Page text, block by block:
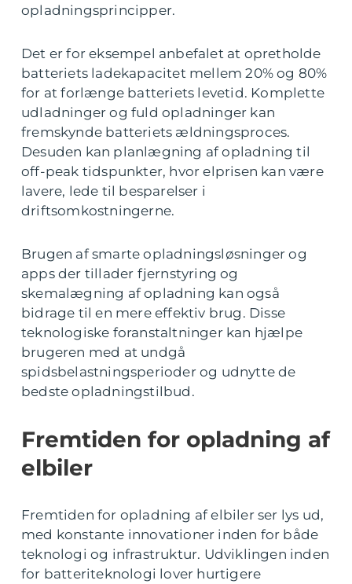
opladningsprincipper.
Det er for eksempel anbefalet at opretholde
batteriets ladekapacitet mellem 20% og 80%
for at forlænge batteriets levetid. Komplette
udladninger og fuld opladninger kan
fremskynde batteriets ældningsproces.
Desuden kan planlægning af opladning til
off-peak tidspunkter, hvor elprisen kan være
lavere, lede til besparelser i
driftsomkostningerne.
Brugen af smarte opladningsløsninger og
apps der tillader fjernstyring og
skemalægning af opladning kan også
bidrage til en mere effektiv brug. Disse
teknologiske foranstaltninger kan hjælpe
brugeren med at undgå
spidsbelastningsperioder og udnytte de
bedste opladningstilbud.
Fremtiden for opladning af
elbiler
Fremtiden for opladning af elbiler ser lys ud,
med konstante innovationer inden for både
teknologi og infrastruktur. Udviklingen inden
for batteriteknologi lover hurtigere